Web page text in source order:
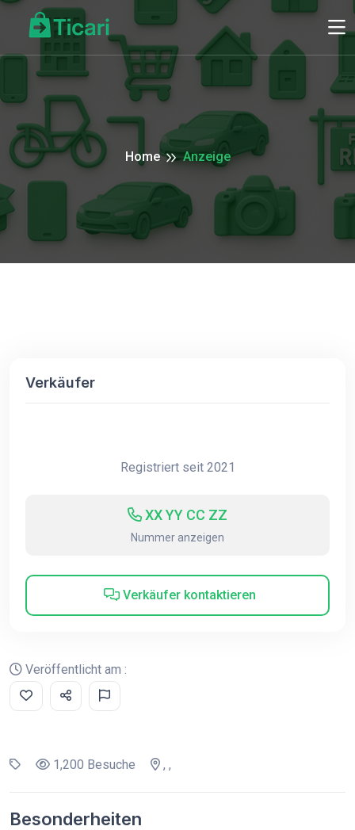
Home Anzeige
Verkäufer
Registriert seit 2021
XX YY CC ZZ
Nummer anzeigen
Verkäufer kontaktieren
Veröffentlicht am :
1,200 Besuche , ,
Besonderheiten